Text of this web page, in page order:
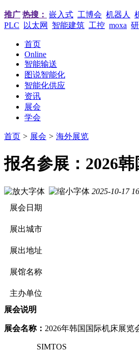
推广 热搜： 嵌入式 工博会 机器人
PLC
以太网 智能建筑 工控 moxa
首页
Online
智能输送
图说智能化
智能化供应
资讯
展会
学会
首页 > 展会 > 海外展览
报名参展：2026
2025-10-17
展会日期
展出城市
展出地址
展馆名称
主办单位
展会说明
展会名称： 2026年韩国国际机床展览
SIMTOS